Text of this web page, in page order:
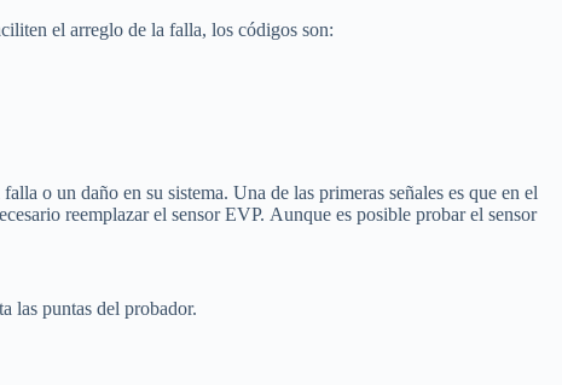
el arreglo de la falla, los códigos son:
o un daño en su sistema. Una de las primeras señales es que en el
reemplazar el sensor EVP. Aunque es posible probar el sensor
las puntas del probador.